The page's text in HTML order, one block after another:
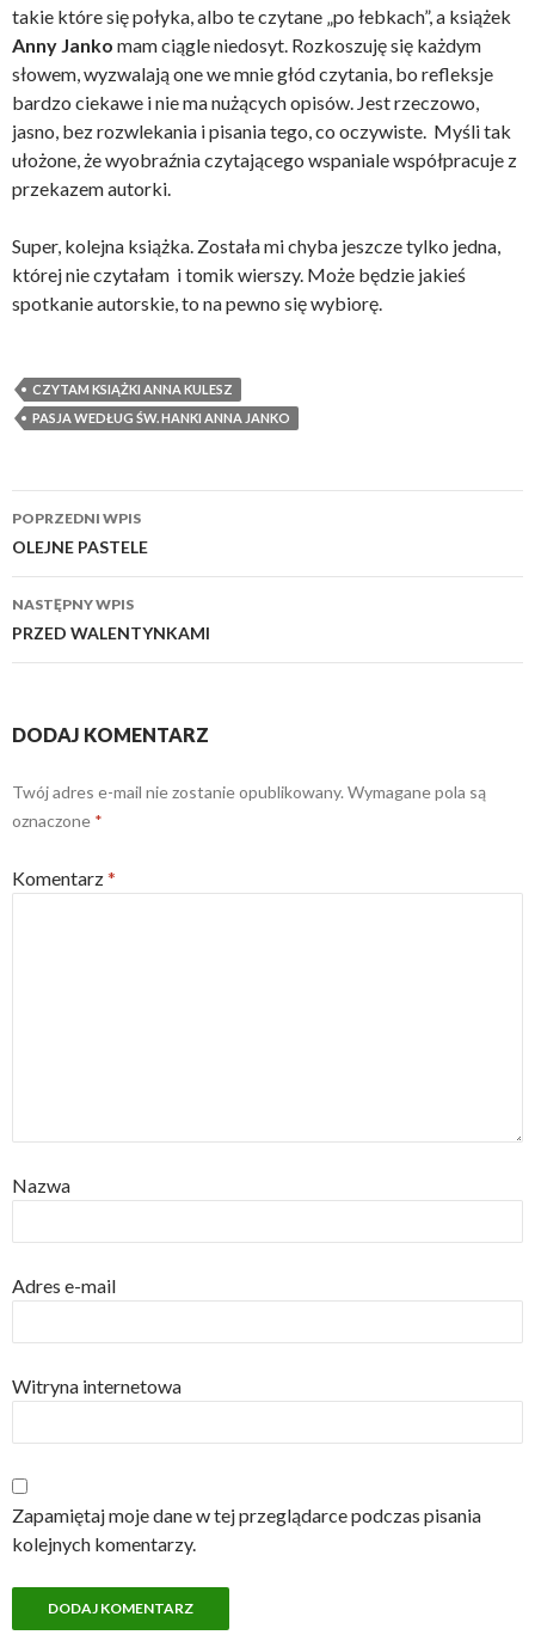
takie które się połyka, albo te czytane „po łebkach”, a książek
Anny Janko mam ciągle niedosyt. Rozkoszuję się każdym
słowem, wyzwalają one we mnie głód czytania, bo refleksje
bardzo ciekawe i nie ma nużących opisów. Jest rzeczowo,
jasno, bez rozwlekania i pisania tego, co oczywiste. Myśli tak
ułożone, że wyobraźnia czytającego wspaniale współpracuje z
przekazem autorki.
Super, kolejna książka. Została mi chyba jeszcze tylko jedna,
której nie czytałam i tomik wierszy. Może będzie jakieś
spotkanie autorskie, to na pewno się wybiorę.
CZYTAM KSIĄŻKI ANNA KULESZ
PASJA WEDŁUG ŚW. HANKI ANNA JANKO
Zobacz
wpisy
POPRZEDNI WPIS
OLEJNE PASTELE
NASTĘPNY WPIS
PRZED WALENTYNKAMI
DODAJ KOMENTARZ
Twój adres e-mail nie zostanie opublikowany. Wymagane pola są
oznaczone *
Komentarz*
Nazwa
Adres e-mail
Witryna internetowa
Zapamiętaj moje dane w tej przeglądarce podczas pisania
kolejnych komentarzy.